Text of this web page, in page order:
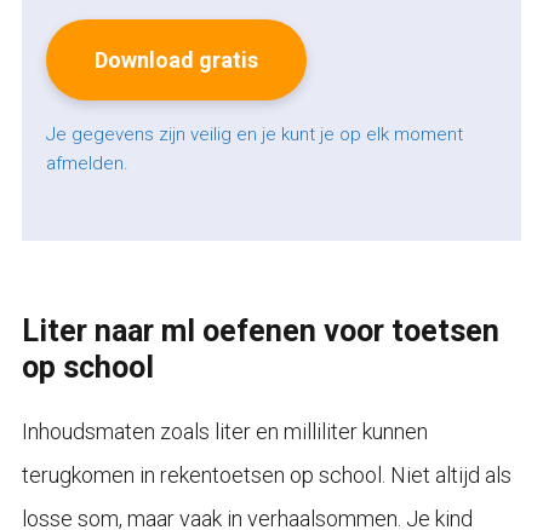
Je gegevens zijn veilig en je kunt je op elk moment
afmelden.
Liter naar ml oefenen voor toetsen
op school
Inhoudsmaten zoals liter en milliliter kunnen
terugkomen in rekentoetsen op school. Niet altijd als
losse som, maar vaak in verhaalsommen. Je kind